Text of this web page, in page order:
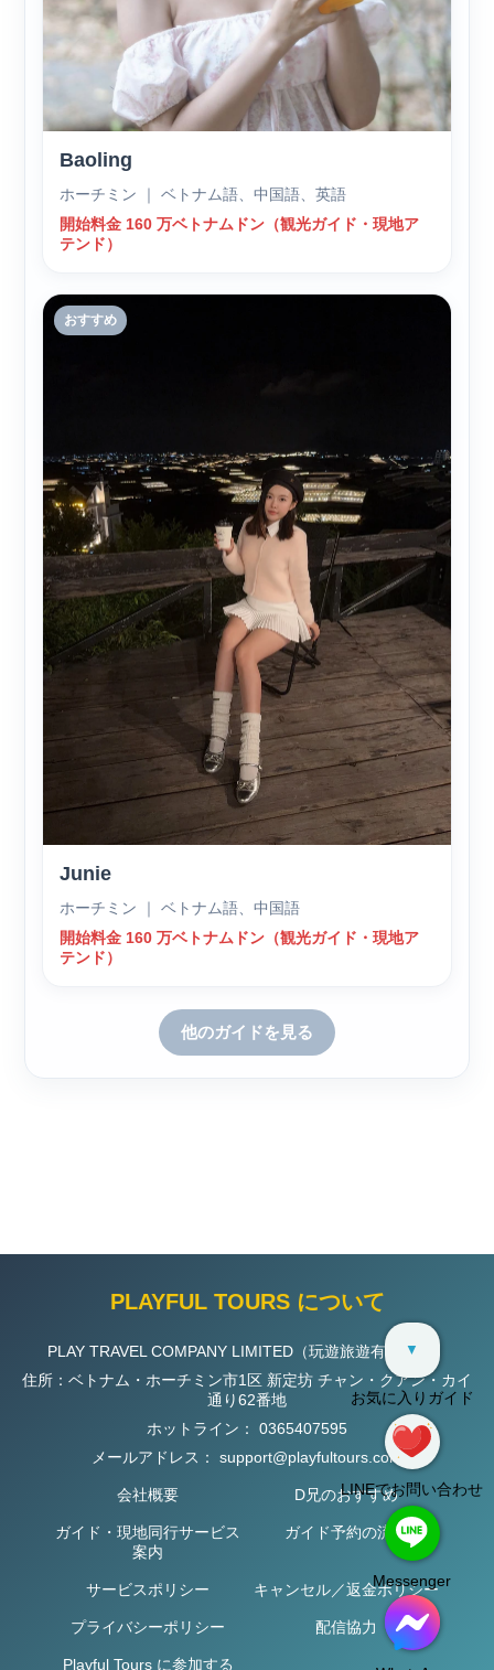
Baoling
ホーチミン ｜ ベトナム語、中国語、英語
開始料金 160 万ベトナムドン（観光ガイド・現地ア
テンド）
おすすめ
Junie
ホーチミン ｜ ベトナム語、中国語
開始料金 160 万ベトナムドン（観光ガイド・現地ア
テンド）
他のガイドを見る
PLAYFUL TOURS について
PLAY TRAVEL COMPANY LIMITED（玩遊旅遊有限公司）
住所：ベトナム・ホーチミン市1区 新定坊 チャン・クアン・カイ
通り62番地
ホットライン： 0365407595
メールアドレス： support@playfultours.com
会社概要 D兄のおすすめ
ガイド・現地同行サービス
案内
ガイド予約の流れ
サービスポリシー キャンセル／返金ポリシー
プライバシーポリシー 配信協力
Playful Tours に参加する
▼
お気に入りガイド
LINEでお問い合わせ
Messenger